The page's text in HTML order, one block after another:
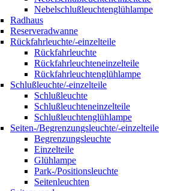
Nebelschlußleuchtenglühlampe
Radhaus
Reserveradwanne
Rückfahrleuchte/-einzelteile
Rückfahrleuchte
Rückfahrleuchteneinzelteile
Rückfahrleuchtenglühlampe
Schlußleuchte/-einzelteile
Schlußleuchte
Schlußleuchteneinzelteile
Schlußleuchtenglühlampe
Seiten-/Begrenzungsleuchte/-einzelteile
Begrenzungsleuchte
Einzelteile
Glühlampe
Park-/Positionsleuchte
Seitenleuchten